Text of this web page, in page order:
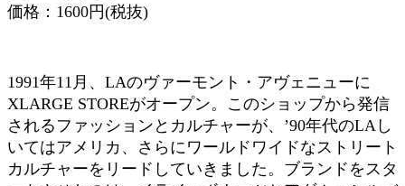
価格：1600円(税抜)
1991年11月、LAのヴァーモント・アヴェニューに
XLARGE STOREがオープン。このショップから発信
されるファッションとカルチャーが、ʼ90年代のLAし
いてはアメリカ、さらにワールドワイドなストリート
カルチャーをリードしていきました。ブランドをスタ